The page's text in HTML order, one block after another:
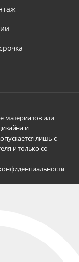
материалов или
и
лишь с
и только со